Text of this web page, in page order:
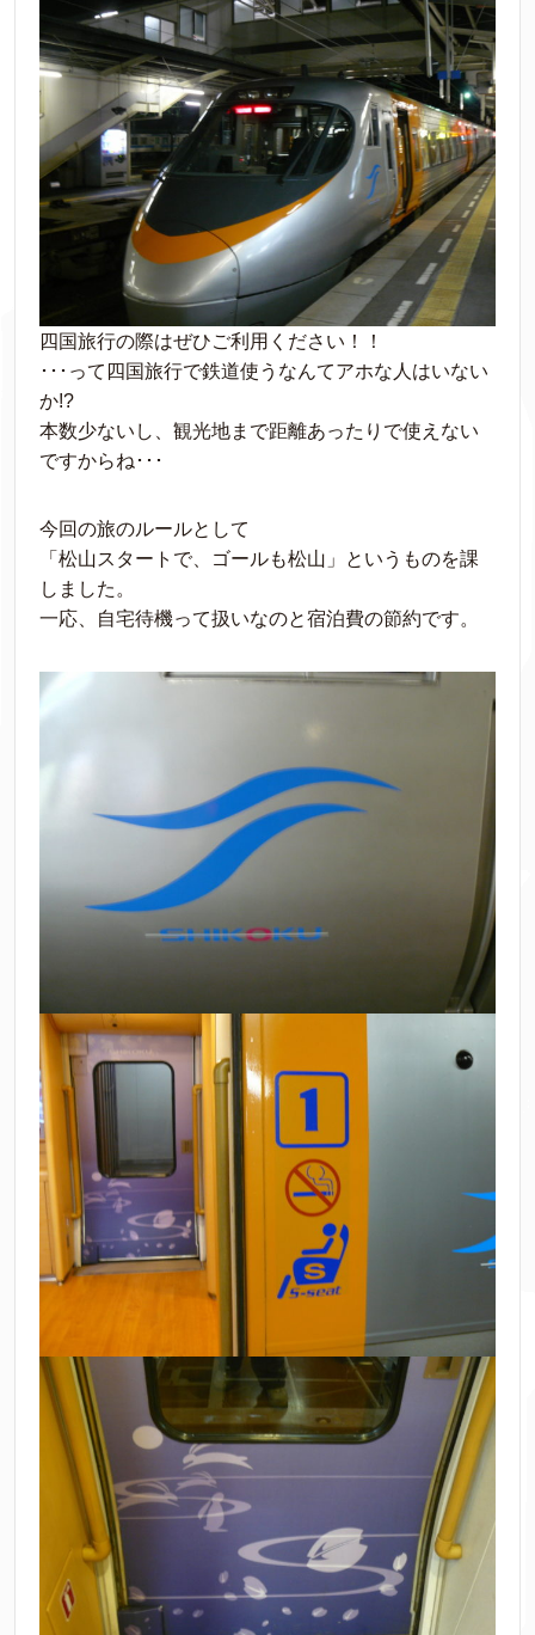
四国旅行の際はぜひご利用ください！！
･･･って四国旅行で鉄道使うなんてアホな人はいない
か!?
本数少ないし、観光地まで距離あったりで使えない
ですからね･･･
今回の旅のルールとして
「松山スタートで、ゴールも松山」というものを課
しました。
一応、自宅待機って扱いなのと宿泊費の節約です。